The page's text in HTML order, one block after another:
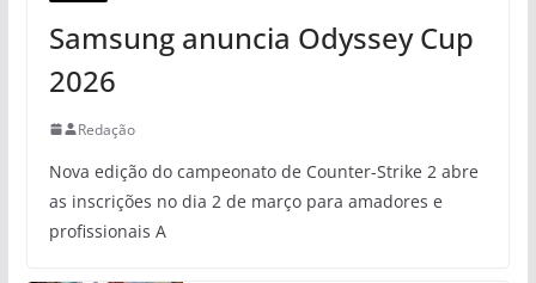
Samsung anuncia Odyssey Cup
2026
Redação
Nova edição do campeonato de Counter-Strike 2 abre
as inscrições no dia 2 de março para amadores e
profissionais A